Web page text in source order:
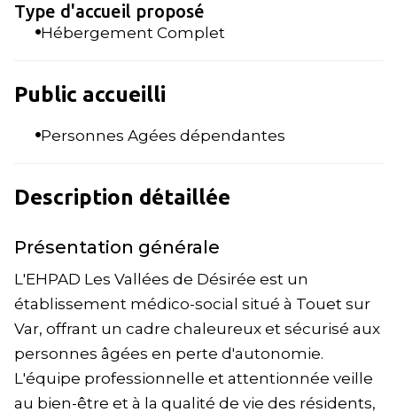
Type d'accueil proposé
Hébergement Complet
Public accueilli
Personnes Agées dépendantes
Description détaillée
Présentation générale
L'EHPAD Les Vallées de Désirée est un
établissement médico-social situé à Touet sur
Var, offrant un cadre chaleureux et sécurisé aux
personnes âgées en perte d'autonomie.
L'équipe professionnelle et attentionnée veille
au bien-être et à la qualité de vie des résidents,